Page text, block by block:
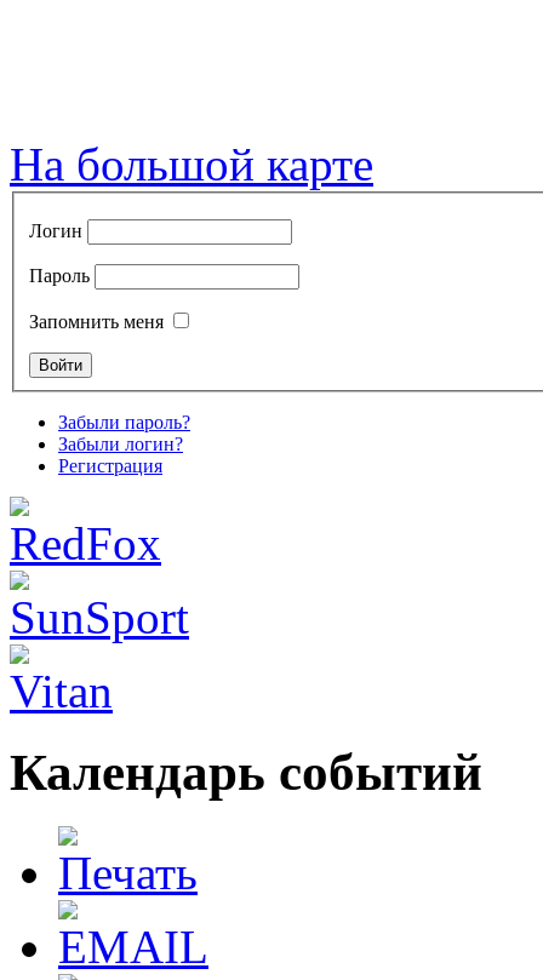
На большой карте
Логин
Пароль
Запомнить меня
Забыли пароль?
Забыли логин?
Регистрация
Календарь событий